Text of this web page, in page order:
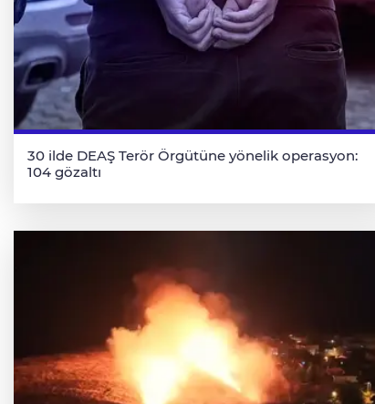
30 ilde DEAŞ Terör Örgütüne yönelik operasyon:
104 gözaltı